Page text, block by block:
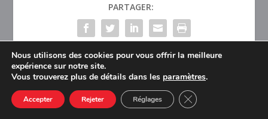
PARTAGER:
TAUX:
Nous utilisons des cookies pour vous offrir la meilleure
expérience sur notre site.
Vous trouverez plus de détails dans les paramètres.
Accepter Rejeter Réglages CLOSE GDPR